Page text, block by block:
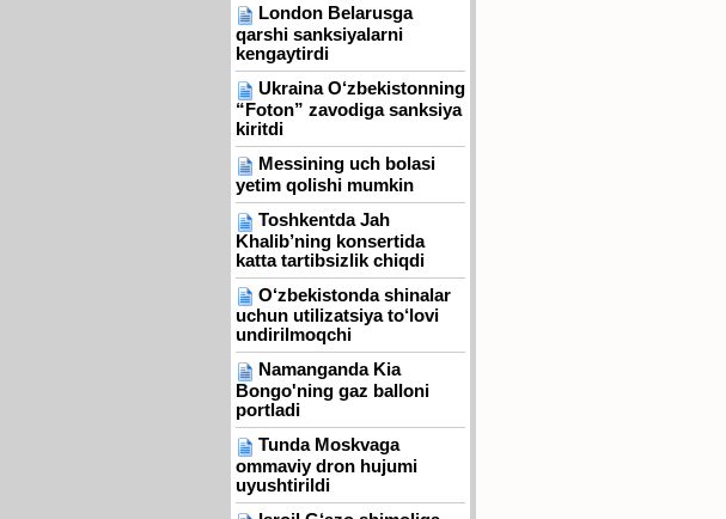
London Belarusga
qarshi sanksiyalarni
kengaytirdi
Ukraina O‘zbekistonning
“Foton” zavodiga sanksiya
kiritdi
Messining uch bolasi
yetim qolishi mumkin
Toshkentda Jah
Khalib’ning konsertida
katta tartibsizlik chiqdi
O‘zbekistonda shinalar
uchun utilizatsiya to‘lovi
undirilmoqchi
Namanganda Kia
Bongo'ning gaz balloni
portladi
Tunda Moskvaga
ommaviy dron hujumi
uyushtirildi